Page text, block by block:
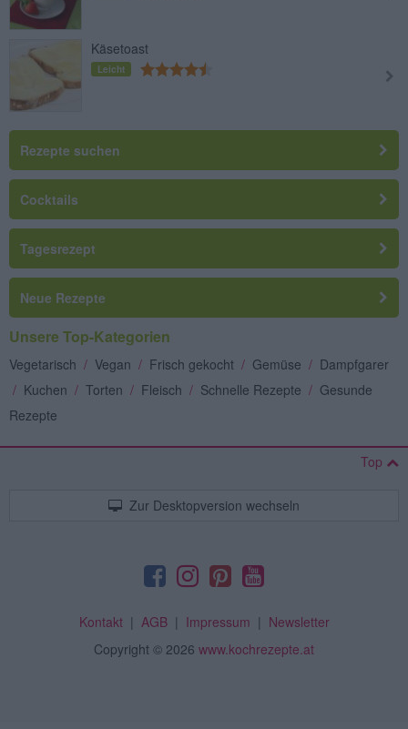
Käsetoast
Leicht
Rezepte suchen
Cocktails
Tagesrezept
Neue Rezepte
Unsere Top-Kategorien
Vegetarisch / Vegan / Frisch gekocht / Gemüse / Dampfgarer
/ Kuchen / Torten / Fleisch / Schnelle Rezepte / Gesunde
Rezepte
Top
Zur Desktopversion wechseln
Kontakt| AGB| Impressum | Newsletter
Copyright © 2026 www.kochrezepte.at